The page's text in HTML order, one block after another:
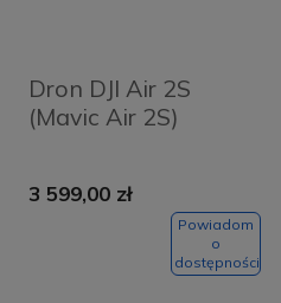
Dron DJI Air 2S
(Mavic Air 2S)
3 599,00 zł
Powiadom
o
dostępności